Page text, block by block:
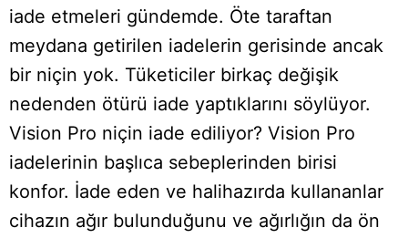
iade etmeleri gündemde. Öte taraftan
meydana getirilen iadelerin gerisinde ancak
bir niçin yok. Tüketiciler birkaç değişik
nedenden ötürü iade yaptıklarını söylüyor.
Vision Pro niçin iade ediliyor? Vision Pro
iadelerinin başlıca sebeplerinden birisi
konfor. İade eden ve halihazırda kullananlar
cihazın ağır bulunduğunu ve ağırlığın da ön